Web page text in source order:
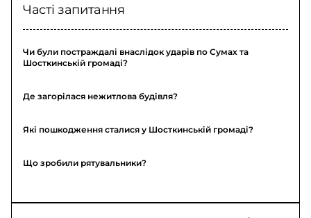
Часті запитання
Чи були постраждалі внаслідок ударів по Сумах та
Шосткинській громаді?
Де загорілася нежитлова будівля?
Які пошкодження сталися у Шосткинській громаді?
Що зробили рятувальники?